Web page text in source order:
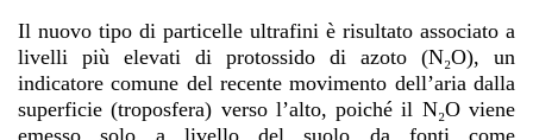
Il nuovo tipo di particelle ultrafini è risultato associato a
livelli più elevati di protossido di azoto (N₂O), un
indicatore comune del recente movimento dell’aria dalla
superficie (troposfera) verso l’alto, poiché il N₂O viene
emesso solo a livello del suolo da fonti come